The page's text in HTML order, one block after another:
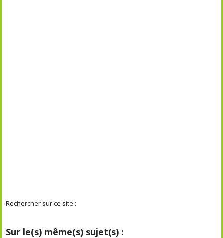
Rechercher sur ce site :
Sur le(s) même(s) sujet(s) :